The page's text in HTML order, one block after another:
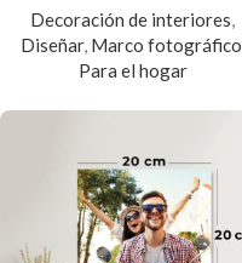
Decoración de interiores,
Diseñar, Marco fotográfico
Para el hogar